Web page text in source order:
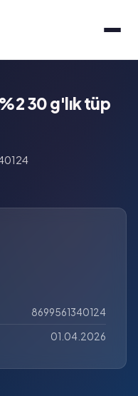
30 g'lık tüp
8699561340124
01.04.2026